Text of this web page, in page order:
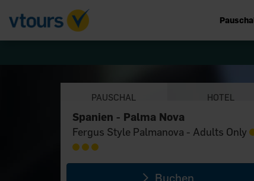
PAUSCHAL HOTEL
Spanien - Palma Nova
Fergus Style Palmanova - Adults Only
Spanien - Palma Nova
Fergus Style Palmanova - Adults Only
Buchen